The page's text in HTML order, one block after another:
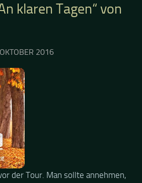
klaren Tagen“ von
2016
der Tour. Man sollte annehmen,